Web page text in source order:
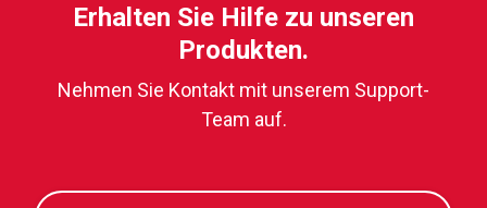
Erhalten Sie Hilfe zu unseren
Produkten.
Nehmen Sie Kontakt mit unserem Support-
Team auf.